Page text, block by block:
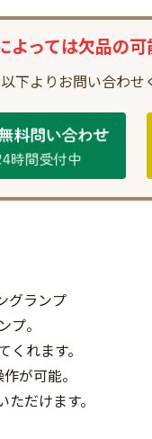
よっては欠品の可
以下よりお問い合わせ
グランプ
。
れます。
が可能。
だけます。